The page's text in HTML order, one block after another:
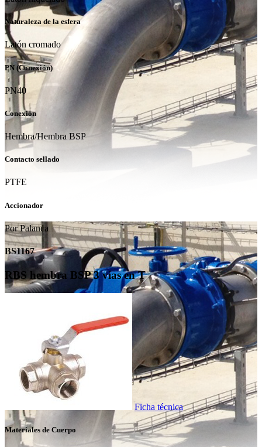
Naturaleza de la esfera
Latón cromado
PN (Conexión)
PN40
Conexión
Hembra/Hembra BSP
Contacto sellado
PTFE
Accionador
Por Palanca
BS1167
RBS hembra BSP 3 vías en T
Ficha técnica
Materiales de Cuerpo